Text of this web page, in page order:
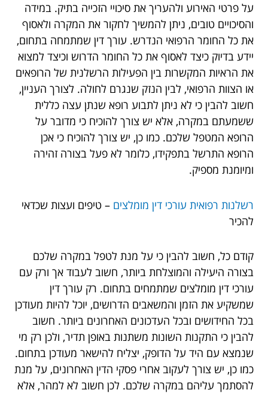
על פרטי האירוע ולהעריך את סיכויי הזכייה בתיק. במידה
והסיכויים טובים, ניתן להמשיך לחקור את המקרה ולאסוף
את כל החומר הרפואי הנדרש. עורך דין שמתמחה בתחום,
יידע בדיוק כיצד לאסוף את כל החומר הדרוש וכיצד למצוא
את הראיות המקשרות בין הפעילות הרשלנית של הרופאים
או הצוות הרפואי, לבין הנזק שנגרם לחולה. לצורך העניין,
חשוב להבין כי לא ניתן לתבוע רופא שנתן עצה כללית
ששמעתם במקרה, אלא יש צורך להוכיח כי מדובר על
הרופא המטפל שלכם. כמו כן, יש צורך להוכיח כי אכן
הרופא התרשל בתפקידו, כלומר לא פעל בצורה זהירה
ומיומנת מספיק.
רשלנות רפואית עורכי דין מומלצים – טיפים ועצות שכדאי
להכיר
קודם כל, חשוב להבין כי על מנת לטפל במקרה שלכם
בצורה היעילה והמוצלחת ביותר, חשוב לעבוד אך ורק עם
עורכי דין מומלצים שמתמחים בתחום. רק עורך דין
שמשקיע את הזמן והמשאבים הדרושים, יוכל להיות מעודכן
בכל החידושים ובכל העדכונים האחרונים ביותר. חשוב
להבין כי התקנות השונות משתנות באופן תדיר, ולכן רק מי
שנמצא עם היד על הדופק, יצליח להישאר מעודכן בתחום.
כמו כן, יש צורך לעקוב אחרי פסקי הדין האחרונים, על מנת
להסתמך עליהם במקרה שלכם. לכן חשוב לא למהר, אלא